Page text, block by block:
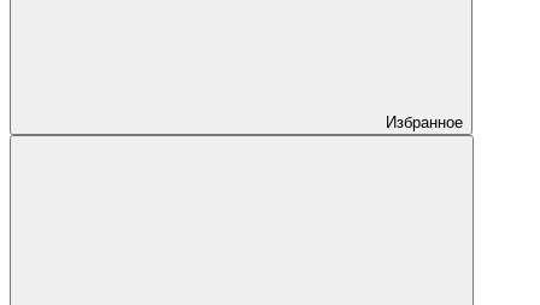
Избранное